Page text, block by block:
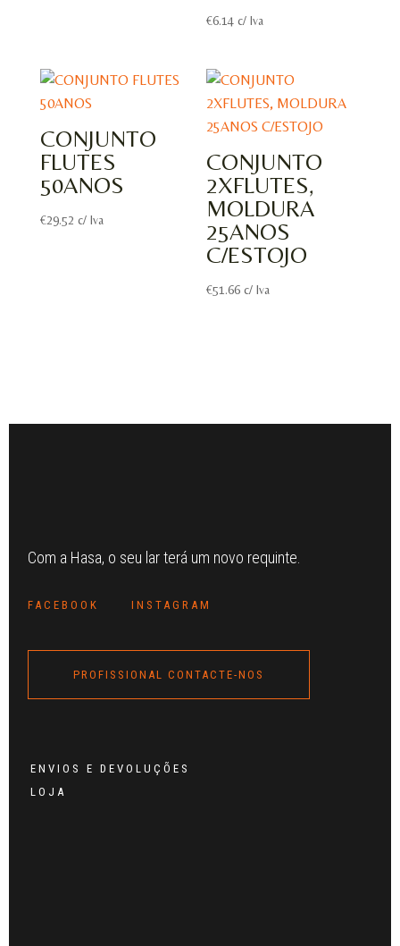
€6.14 c/ Iva
CONJUNTO
FLUTES
50ANOS
€29.52 c/ Iva
CONJUNTO
2XFLUTES,
MOLDURA
25ANOS
C/ESTOJO
€51.66 c/ Iva
Com a Hasa, o seu lar terá um novo requinte.
FACEBOOK INSTAGRAM
PROFISSIONAL CONTACTE-NOS
ENVIOS E DEVOLUÇÕES
LOJA